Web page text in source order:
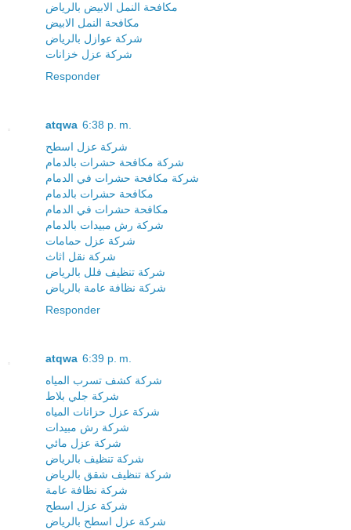
مكافحة النمل الابيض بالرياض
مكافحة النمل الابيض
شركة عوازل بالرياض
شركة عزل خزانات
Responder
atqwa 6:38 p. m.
شركة عزل اسطح
شركة مكافحة حشرات بالدمام
شركة مكافحة حشرات في الدمام
مكافحة حشرات بالدمام
مكافحة حشرات في الدمام
شركة رش مبيدات بالدمام
شركة عزل حمامات
شركة نقل اثاث
شركة تنظيف فلل بالرياض
شركة نظافة عامة بالرياض
Responder
atqwa 6:39 p. m.
شركة كشف تسرب المياه
شركة جلي بلاط
شركة عزل حزانات المياه
شركة رش مبيدات
شركة عزل مائي
شركة تنظيف بالرياض
شركة تنظيف شقق بالرياض
شركة نظافة عامة
شركة عزل اسطح
شركة عزل اسطح بالرياض